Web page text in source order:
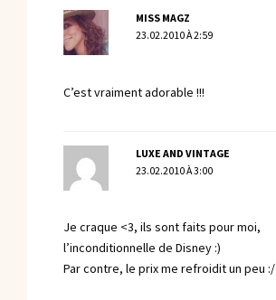
MISS MAGZ
23.02.2010 À 2:59
C’est vraiment adorable !!!
LUXE AND VINTAGE
23.02.2010 À 3:00
Je craque <3, ils sont faits pour moi,
l’inconditionnelle de Disney :)
Par contre, le prix me refroidit un peu :/